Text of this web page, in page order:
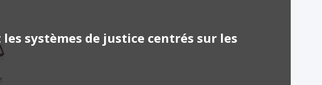
systèmes de justice centrés sur les